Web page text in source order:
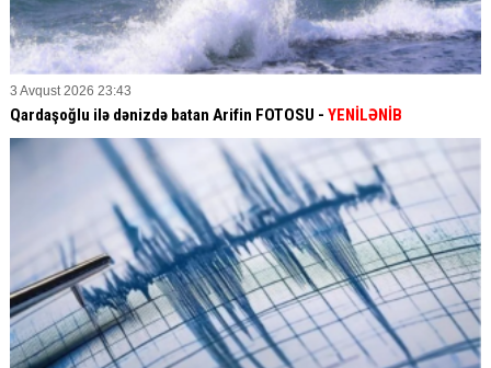
3 Avqust 2026 23:43
Qardaşoğlu ilə dənizdə batan Arifin FOTOSU - YENİLƏNİB